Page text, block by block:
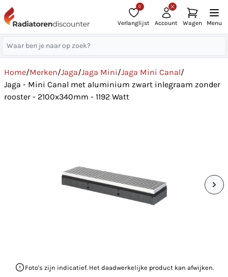
0
Verlanglijst Account Wagen Menu
Home/Merken/Jaga/Jaga Mini/Jaga Mini Canal/
Jaga - Mini Canal met aluminium zwart inlegraam zonder
rooster - 2100x340mm - 1192 Watt
Foto's zijn indicatief. Het daadwerkelijke product kan afwijken.